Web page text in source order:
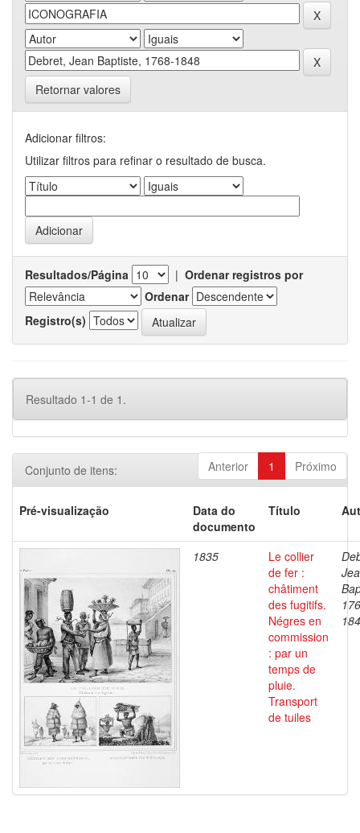
Retornar valores
Adicionar filtros:
Utilizar filtros para refinar o resultado de busca.
Resultados/Página | Ordenar registros por
Ordenar
Registro(s)
Resultado 1-1 de 1.
Anterior 1 Próximo
Conjunto de itens:
Pré-visualização
Data do
documento
Título
1835
Le collier
de fer :
châtiment
des fugitifs.
Négres en
commission
: par un
temps de
pluie.
Transport
de tuiles